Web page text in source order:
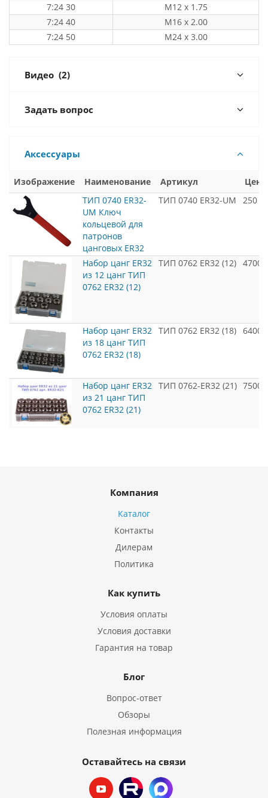
7:24 30
M12 x 1.75
7:24 40
M16 x 2.00
7:24 50
M24 x 3.00
Видео (2)
Задать вопрос
Аксессуары
Изображение Наименование Артикул
Цена
ТИП 0740 ER32-
UM Ключ
кольцевой для
патронов
цанговых ER32
ТИП 0740 ER32-UM 250
Набор цанг ER32
из 12 цанг ТИП
0762 ER32 (12)
ТИП 0762 ER32 (12) 4700
Набор цанг ER32
из 18 цанг ТИП
0762 ER32 (18)
ТИП 0762 ER32 (18) 6400
Набор цанг ER32
из 21 цанг ТИП
0762 ER32 (21)
ТИП 0762-ER32 (21) 7500
Компания
Каталог
Контакты
Дилерам
Политика
Как купить
Условия оплаты
Условия доставки
Гарантия на товар
Блог
Вопрос-ответ
Обзоры
Полезная информация
Оставайтесь на связи